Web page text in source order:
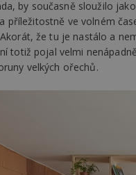
by současně sloužilo
příležitostně ve volném
že tu je nastálo a
totiž pojal velmi
velkých ořechů.
_dc_gtm_UA-